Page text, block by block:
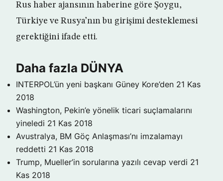
Rus haber ajansının haberine göre Şoygu,
Türkiye ve Rusya’nın bu girişimi desteklemesi
gerektiğini ifade etti.
Daha fazla DÜNYA
INTERPOL’ün yeni başkanı Güney Kore’den 21 Kas
2018
Washington, Pekin’e yönelik ticari suçlamalarını
yineledi 21 Kas 2018
Avustralya, BM Göç Anlaşması’nı imzalamayı
reddetti 21 Kas 2018
Trump, Mueller’in sorularına yazılı cevap verdi 21
Kas 2018